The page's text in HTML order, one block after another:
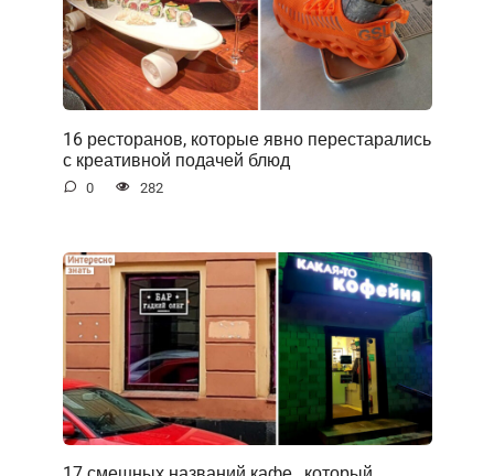
16 ресторанов, которые явно перестарались
с креативной подачей блюд
0 282